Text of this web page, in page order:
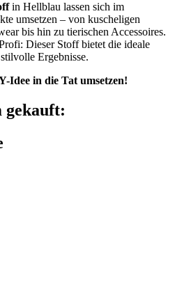
in Hellblau lassen sich im
umsetzen – von kuscheligen
bis hin zu tierischen Accessoires.
Dieser Stoff bietet die ideale
Ergebnisse.
Idee in die Tat umsetzen!
gekauft: